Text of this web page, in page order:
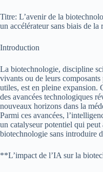
Titre: L’avenir de la
un accélérateur sans biais de la
Introduction
La biotechnologie, discipline
vivants ou de leurs
utiles, est en pleine expansion.
des avancées technologiques
nouveaux horizons dans la
Parmi ces avancées,
un catalyseur potentiel qui peut
biotechnologie sans introduire
**L’impact de l’IA sur la